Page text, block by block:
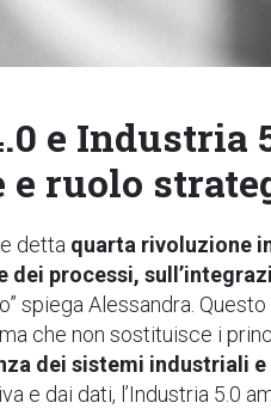
e Industria
ruolo
detta quarta rivoluzione
processi,
spiega Alessandra.
che non sostituisce i
dei sistemi industriali e
e dai dati, l’Industria 5.0